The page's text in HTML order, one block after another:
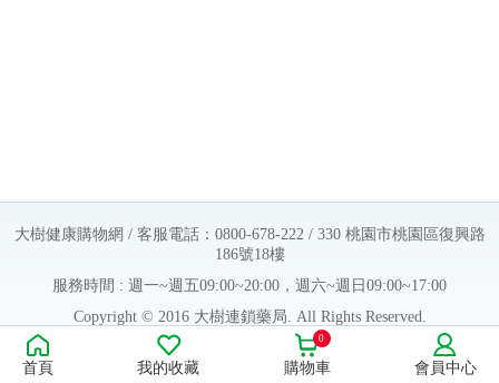
大樹健康購物網 / 客服電話：0800-678-222 / 330 桃園市桃園區復興路
186號18樓
服務時間 : 週一~週五09:00~20:00，週六~週日09:00~17:00
Copyright © 2016 大樹連鎖藥局. All Rights Reserved.
販售業者資料：
許可執照字號：桃字市藥販字第623202B480 號
首頁 我的收藏 購物車
0
會員中心